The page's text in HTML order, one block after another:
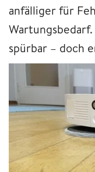
anfälliger für
spürbar – doch